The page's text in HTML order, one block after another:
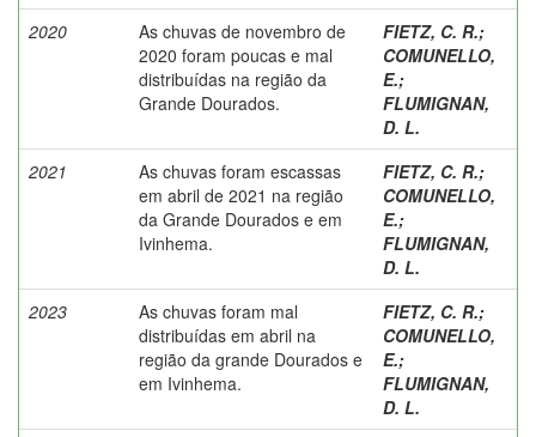
2020
As chuvas de novembro de
2020 foram poucas e mal
distribuídas na região da
Grande Dourados.
FIETZ, C. R.;
COMUNELLO,
E.;
FLUMIGNAN,
D. L.
2021
As chuvas foram escassas
em abril de 2021 na região
da Grande Dourados e em
Ivinhema.
FIETZ, C. R.;
COMUNELLO,
E.;
FLUMIGNAN,
D. L.
2023
As chuvas foram mal
distribuídas em abril na
região da grande Dourados e
em Ivinhema.
FIETZ, C. R.;
COMUNELLO,
E.;
FLUMIGNAN,
D. L.